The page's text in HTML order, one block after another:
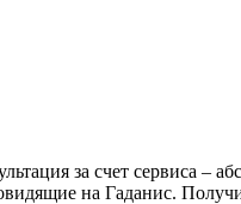
за счет сервиса –
на Гаданис.